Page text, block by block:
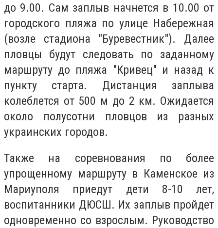
до 9.00. Сам заплыв начнется в 10.00 от
городского пляжа по улице Набережная
(возле стадиона "Буревестник"). Далее
пловцы будут следовать по заданному
маршруту до пляжа "Кривец" и назад к
пункту старта. Дистанция заплыва
колеблется от 500 м до 2 км. Ожидается
около полусотни пловцов из разных
украинских городов.
Также на соревнования по более
упрощенному маршруту в Каменское из
Мариуполя приедут дети 8-10 лет,
воспитанники ДЮСШ. Их заплыв пройдет
одновременно со взрослым. Руководство